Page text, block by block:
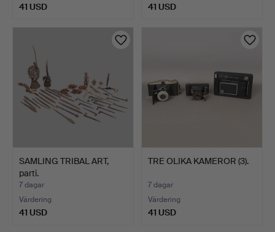
41 USD 41 USD
SAMLING TRIBAL ART,
parti.
7 dagar
Värdering
41 USD
TRE OLIKA KAMEROR (3).
7 dagar
Värdering
41 USD